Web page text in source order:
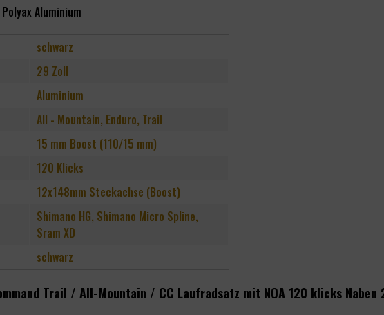
Aluminium
schwarz
29 Zoll
Aluminium
All - Mountain, Enduro, Trail
15 mm Boost (110/15 mm)
120 Klicks
12x148mm Steckachse (Boost)
Shimano HG, Shimano Micro Spline,
Sram XD
schwarz
Trail / All-Mountain / CC Laufradsatz mit NOA 120 klicks Naben